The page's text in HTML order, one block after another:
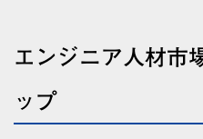
エンジニア人材市
ップ